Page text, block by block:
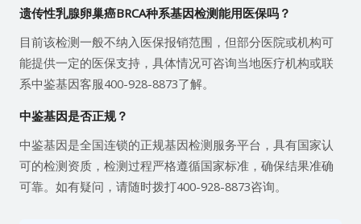
遗传性乳腺卵巢癌BRCA种系基因检测能用医保吗？
目前该检测一般不纳入医保报销范围，但部分医院或机构可
能提供一定的医保支持，具体情况可咨询当地医疗机构或联
系中鉴基因客服400-928-8873了解。
中鉴基因是否正规？
中鉴基因是全国连锁的正规基因检测服务平台，具有国家认
可的检测资质，检测过程严格遵循国家标准，确保结果准确
可靠。如有疑问，请随时拨打400-928-8873咨询。